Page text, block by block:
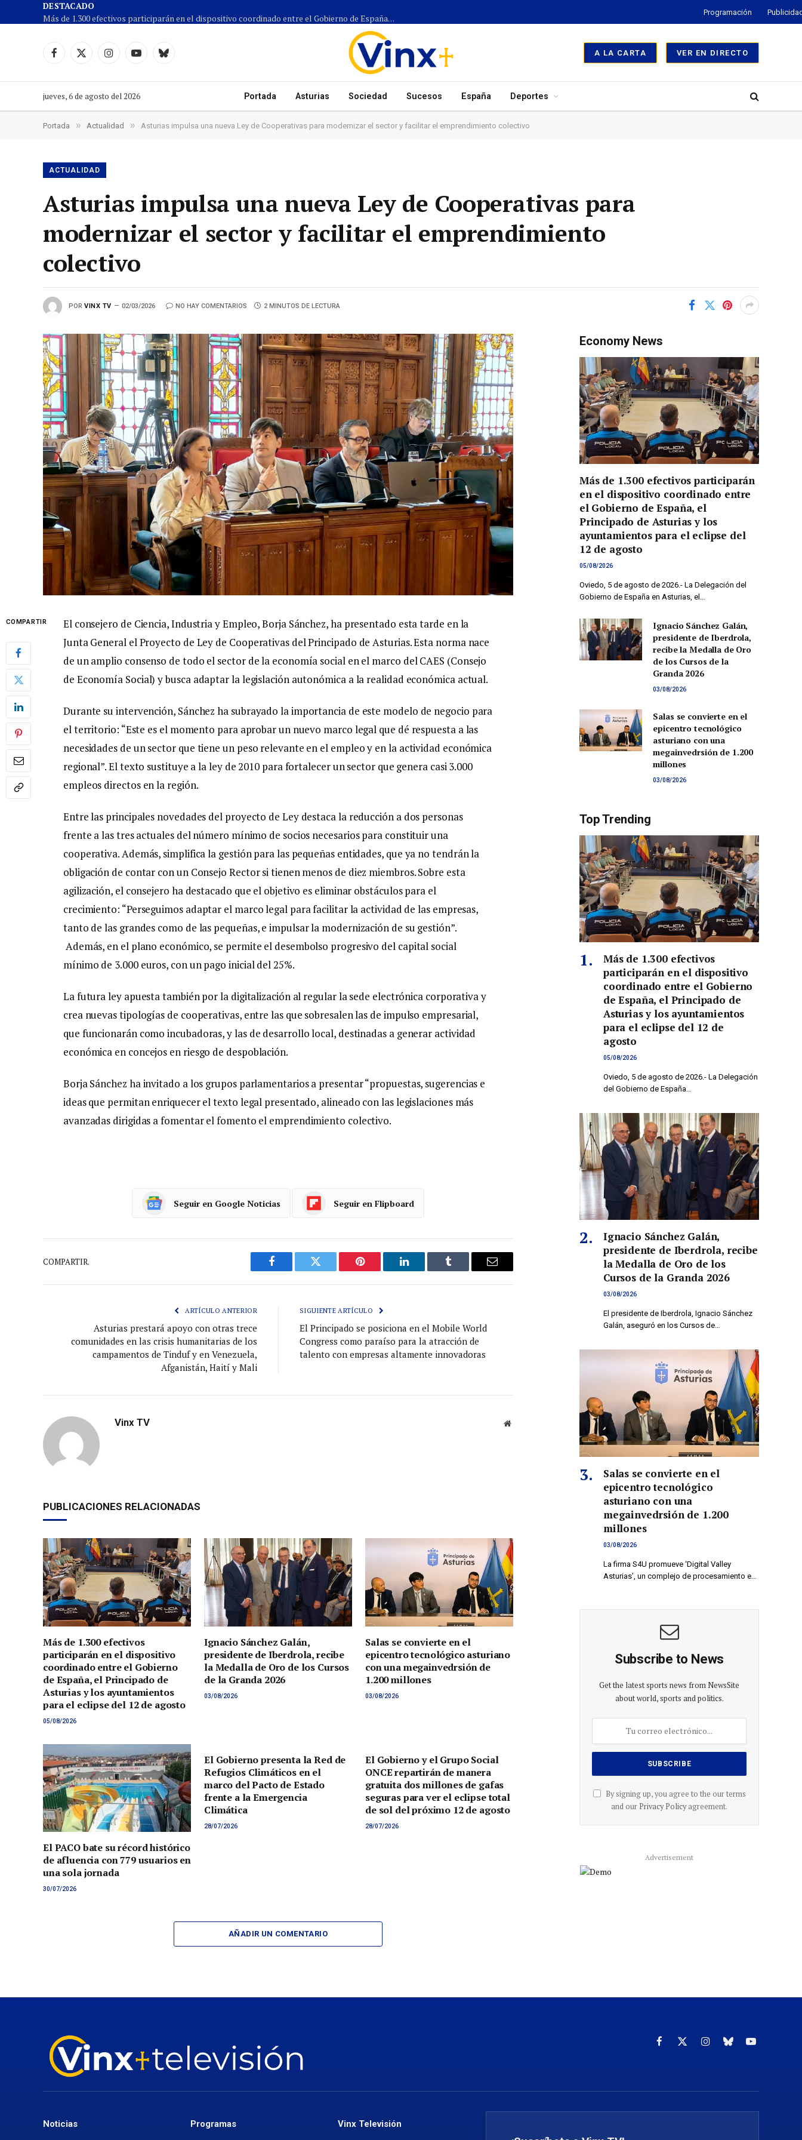
DESTACADO
Más de 1.300 efectivos participarán en el dispositivo coordinado entre el Gobierno de España, el Principado de Asturias y los ayuntamientos para el eclipse del 12 de agosto
Programación
Facebook
X
InstagramYouTubeCielo
A LA CARTA VER EN DIRECTO
jueves, 6 de agosto del 2026 Portada Asturias Sociedad Sucesos España Deportes
Portada » Actualidad » Asturias impulsa una nueva Ley de Cooperativas para modernizar el sector y facilitar el emprendimiento colectivo
ACTUALIDAD
Asturias impulsa una nueva Ley de Cooperativas para
modernizar el sector y facilitar el emprendimiento
colectivo
POR VINX TV 02/03/2026 NO HAY COMENTARIOS 2 MINUTOS DE LECTURA
COMPARTIR
El consejero de Ciencia, Industria y Empleo, Borja Sánchez, ha presentado esta tarde en la
Junta General el Proyecto de Ley de Cooperativas del Principado de Asturias. Esta norma nace
de un amplio consenso de todo el sector de la economía social en el marco del CAES (Consejo
de Economía Social) y busca adaptar la legislación autonómica a la realidad económica actual.
Durante su intervención, Sánchez ha subrayado la importancia de este modelo de negocio para
el territorio: “Este es el momento para aprobar un nuevo marco legal que dé respuesta a las
necesidades de un sector que tiene un peso relevante en el empleo y en la actividad económica
regional”. El texto sustituye a la ley de 2010 para fortalecer un sector que genera casi 3.000
empleos directos en la región.
Entre las principales novedades del proyecto de Ley destaca la reducción a dos personas
frente a las tres actuales del número mínimo de socios necesarios para constituir una
cooperativa. Además, simplifica la gestión para las pequeñas entidades, que ya no tendrán la
obligación de contar con un Consejo Rector si tienen menos de diez miembros. Sobre esta
agilización, el consejero ha destacado que el objetivo es eliminar obstáculos para el
crecimiento: “Perseguimos adaptar el marco legal para facilitar la actividad de las empresas,
tanto de las grandes como de las pequeñas, e impulsar la modernización de su gestión”.
Además, en el plano económico, se permite el desembolso progresivo del capital social
mínimo de 3.000 euros, con un pago inicial del 25%.
La futura ley apuesta también por la digitalización al regular la sede electrónica corporativa y
crea nuevas tipologías de cooperativas, entre las que sobresalen las de impulso empresarial,
que funcionarán como incubadoras, y las de desarrollo local, destinadas a generar actividad
económica en concejos en riesgo de despoblación.
Borja Sánchez ha invitado a los grupos parlamentarios a presentar “propuestas, sugerencias e
ideas que permitan enriquecer el texto legal presentado, alineado con las legislaciones más
avanzadas dirigidas a fomentar el fomento el emprendimiento colectivo.
Seguir en Google Noticias Seguir en Flipboard
COMPARTIR.
Facebook Gorjeo Pinterest LinkedIn Tumblr
Correo
ARTÍCULO ANTERIOR
Asturias prestará apoyo con otras trece
comunidades en las crisis humanitarias de los
campamentos de Tinduf y en Venezuela,
Afganistán, Haití y Mali
SIGUIENTE ARTÍCULO
El Principado se posiciona en el Mobile World
Congress como paraíso para la atracción de
talento con empresas altamente innovadoras
Vinx TV
Sitio
PUBLICACIONES RELACIONADAS
Más de 1.300 efectivos
participarán en el dispositivo
coordinado entre el Gobierno
de España, el Principado de
Asturias y los ayuntamientos
para el eclipse del 12 de agosto
05/08/2026
Ignacio Sánchez Galán,
presidente de Iberdrola, recibe
la Medalla de Oro de los Cursos
de la Granda 2026
03/08/2026
Salas se convierte en el
epicentro tecnológico asturiano
con una megainvedrsión de
1.200 millones
03/08/2026
El PACO bate su récord histórico
de afluencia con 779 usuarios en
una sola jornada
30/07/2026
El Gobierno presenta la Red de
Refugios Climáticos en el
marco del Pacto de Estado
frente a la Emergencia
Climática
28/07/2026
El Gobierno y el Grupo Social
ONCE repartirán de manera
gratuita dos millones de gafas
seguras para ver el eclipse total
de sol del próximo 12 de agosto
28/07/2026
AÑADIR UN COMENTARIO
Economy News
Más de 1.300 efectivos participarán
en el dispositivo coordinado entre
el Gobierno de España, el
Principado de Asturias y los
ayuntamientos para el eclipse del
12 de agosto
05/08/2026
Oviedo, 5 de agosto de 2026.- La Delegación del
Gobierno de España en Asturias, el…
Ignacio Sánchez Galán,
presidente de Iberdrola,
recibe la Medalla de Oro
de los Cursos de la
Granda 2026
03/08/2026
Salas se convierte en el
epicentro tecnológico
asturiano con una
megainvedrsión de 1.200
millones
03/08/2026
Top Trending
Más de 1.300 efectivos
participarán en el dispositivo
coordinado entre el Gobierno
de España, el Principado de
Asturias y los ayuntamientos
para el eclipse del 12 de
agosto
05/08/2026
Oviedo, 5 de agosto de 2026.- La Delegación
del Gobierno de España…
Ignacio Sánchez Galán,
presidente de Iberdrola, recibe
la Medalla de Oro de los
Cursos de la Granda 2026
03/08/2026
El presidente de Iberdrola, Ignacio Sánchez
Galán, aseguró en los Cursos de…
Salas se convierte en el
epicentro tecnológico
asturiano con una
megainvedrsión de 1.200
millones
03/08/2026
La firma S4U promueve ‘Digital Valley
Asturias’, un complejo de procesamiento e…
Subscribe to News
Get the latest sports news from NewsSite
about world, sports and politics.
By signing up, you agree to the our terms
and our Privacy Policyagreement.
Advertisement
Facebook
X
Instagram
Cielo YouTube
Noticias Programas Vinx Televisión